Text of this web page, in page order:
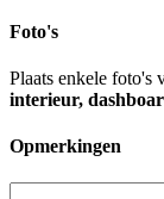
Foto's
Plaats enkele foto's
interieur,
Opmerkingen